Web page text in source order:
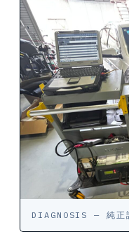
DIAGNOSIS — 純正